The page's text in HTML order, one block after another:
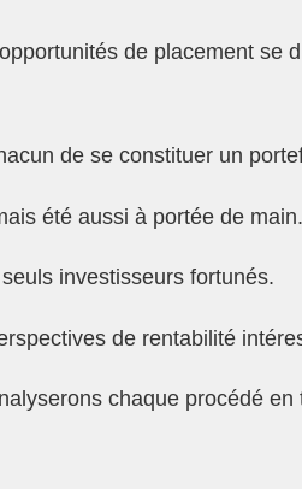
de placement se
de se constituer un
été aussi à portée de main.
investisseurs fortunés.
de rentabilité
chaque procédé en